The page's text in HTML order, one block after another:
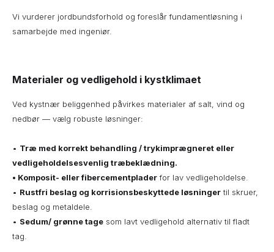
Vi vurderer jordbundsforhold og foreslår fundamentløsning i
samarbejde med ingeniør.
Materialer og vedligehold i kystklimaet
Ved kystnær beliggenhed påvirkes materialer af salt, vind og
nedbør — vælg robuste løsninger:
• Træ med korrekt behandling / trykimprægneret eller
vedligeholdelsesvenlig træbeklædning.
• Komposit- eller fibercementpladerfor lav vedligeholdelse.
• Rustfri beslag og korrisionsbeskyttede løsninger til skruer,
beslag og metaldele.
• Sedum/ grønne tage som lavt vedligehold alternativ til fladt
tag.